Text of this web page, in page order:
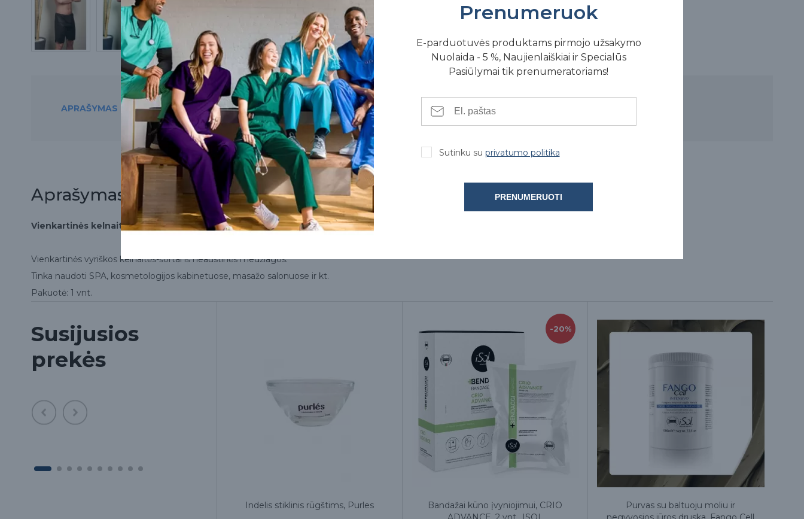
APRAŠYMAS PREKĘ RASITE ŠIOSE FIZINĖSE PARDUOTUVĖSE
Aprašymas
Vienkartinės kelnaitės-šortai vyrams, Lacomes
Vienkartinės vyriškos kelnaitės-šortai iš neaustinės medžiagos.
Tinka naudoti SPA, kosmetologijos kabinetuose, masažo salonuose ir kt.
Pakuotė: 1 vnt.
Susijusios
prekės
Indelis stiklinis rūgštims, Purles
-20%
Bandažai kūno įvyniojimui, CRIO
Purvas su baltuoju moliu ir
Prenumeruok
E-parduotuvės produktams pirmojo užsakymo
Nuolaida - 5 %, Naujienlaiškiai ir Specialūs
Pasiūlymai tik prenumeratoriams!
Sutinku su privatumo politika
PRENUMERUOTI